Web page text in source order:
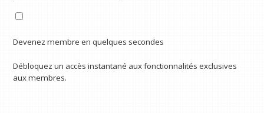
Devenez membre en quelques secondes
Débloquez un accès instantané aux fonctionnalités exclusives
aux membres.